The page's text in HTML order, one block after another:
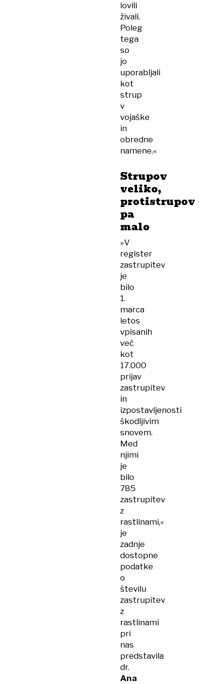
lovili
živali.
Poleg
tega
so
jo
uporabljali
kot
strup
v
vojaške
in
obredne
namene.«
Strupov
veliko,
protistrupov
pa
malo
»V
register
zastrupitev
je
bilo
1.
marca
letos
vpisanih
več
kot
17.000
prijav
zastrupitev
in
izpostavljenosti
škodljivim
snovem.
Med
njimi
je
bilo
785
zastrupitev
z
rastlinami,«
je
zadnje
dostopne
podatke
o
številu
zastrupitev
z
rastlinami
pri
nas
predstavila
dr.
Ana